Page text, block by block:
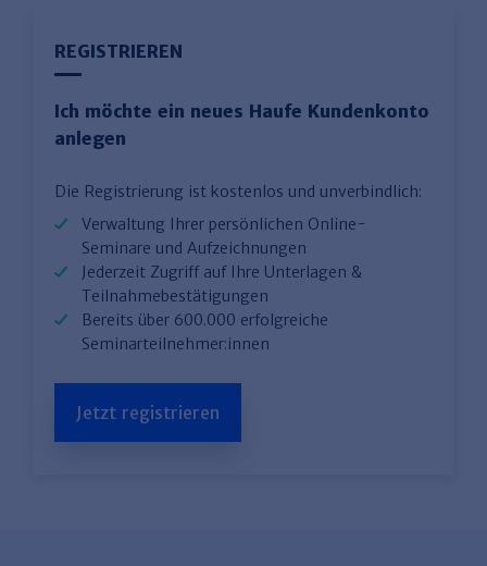
REGISTRIEREN
Ich möchte ein neues Haufe Kundenkonto
anlegen
Die Registrierung ist kostenlos und unverbindlich:
Verwaltung Ihrer persönlichen Online-
Seminare und Aufzeichnungen
Jederzeit Zugriff auf Ihre Unterlagen &
Teilnahmebestätigungen
Bereits über 600.000 erfolgreiche
Seminarteilnehmer:innen
Jetzt registrieren